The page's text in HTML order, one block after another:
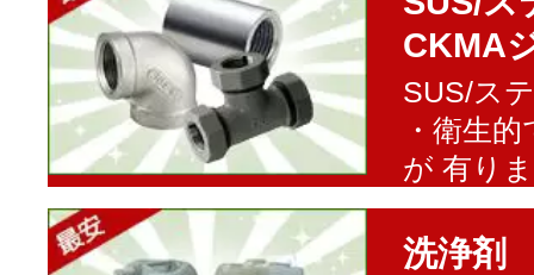
CKMA
SUS/ス
・衛生
が 有り
洗浄剤